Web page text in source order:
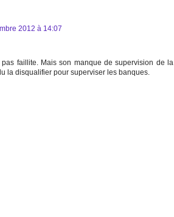
2012 à 14:07
faillite. Mais son manque de supervision de la
la disqualifier pour superviser les banques.